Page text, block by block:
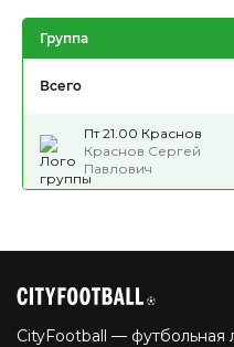
Группа
Всего
Пт 21.00 Краснов
Краснов Сергей
Павлович
CityFootball — футбольная